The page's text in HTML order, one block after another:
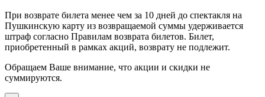
При возврате билета менее чем за 10 дней до спектакля на
Пушкинскую карту из возвращаемой суммы удерживается
штраф согласно Правилам возврата билетов. Билет,
приобретенный в рамках акций, возврату не подлежит.
Обращаем Ваше внимание, что акции и скидки не
суммируются.